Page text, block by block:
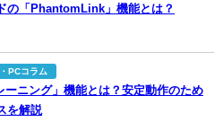
の「PhantomLink」機能とは？
PCコラム
ーニング」機能とは？安定動作のため
を解説